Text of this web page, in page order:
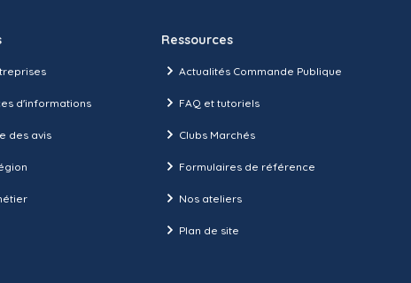
d'informations
des avis
Ressources
Actualités Commande Publique
FAQ et tutoriels
Clubs Marchés
Formulaires de référence
Nos ateliers
Plan de site